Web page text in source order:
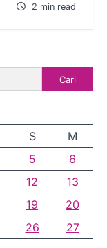
2 min read
Cari
S
M
5
6
12
13
19
20
26
27